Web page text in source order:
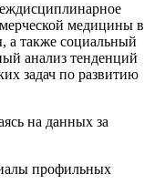
медицины в
а также социальный
анализ тенденций
задач по развитию
на данных за
профильных